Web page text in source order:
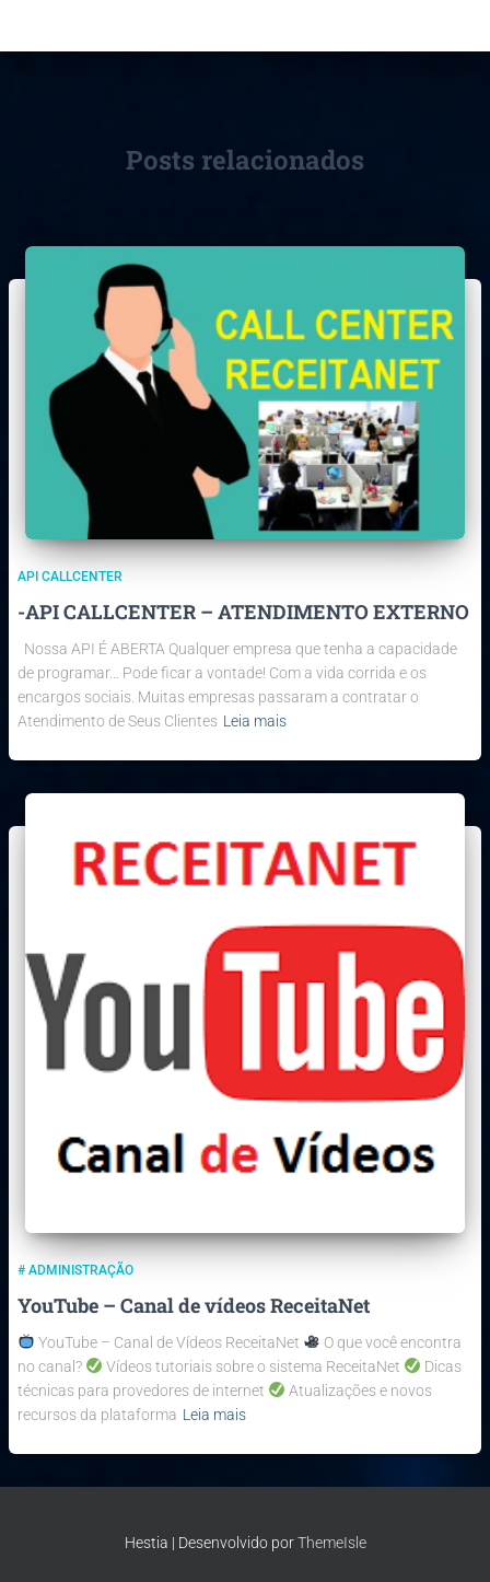
Posts relacionados
API CALLCENTER
-API CALLCENTER – ATENDIMENTO EXTERNO
Nossa API É ABERTA Qualquer empresa que tenha a capacidade
de programar… Pode ficar a vontade! Com a vida corrida e os
encargos sociais. Muitas empresas passaram a contratar o
Atendimento de Seus Clientes Leia mais
# ADMINISTRAÇÃO
YouTube – Canal de vídeos ReceitaNet
YouTube – Canal de Vídeos ReceitaNet
O que você encontra
no canal?
Vídeos tutoriais sobre o sistema ReceitaNet
Dicas
técnicas para provedores de internet
Atualizações e novos
recursos da plataforma Leia mais
Hestia | Desenvolvido porThemeIsle